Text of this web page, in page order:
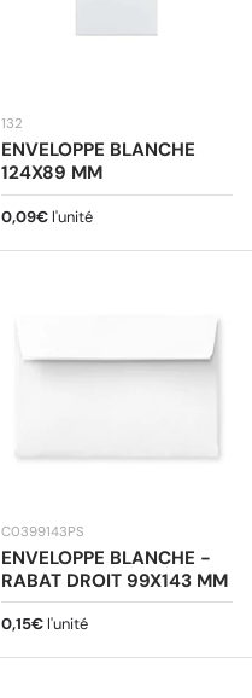
132
ENVELOPPE BLANCHE
124X89 MM
Prix habituel
0,09€ l'unité
C0399143PS
ENVELOPPE BLANCHE -
RABAT DROIT 99X143 MM
Prix habituel
0,15€ l'unité